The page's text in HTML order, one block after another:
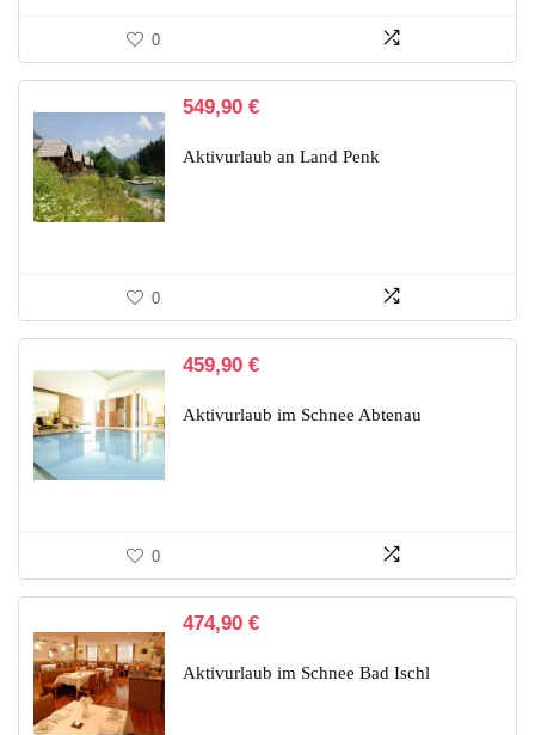
0
549,90 €
Aktivurlaub an Land Penk
0
459,90 €
Aktivurlaub im Schnee Abtenau
0
474,90 €
Aktivurlaub im Schnee Bad Ischl